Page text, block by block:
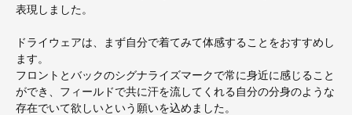
表現しました。
ドライウェアは、まず自分で着てみて体感することをおすすめし
ます。
フロントとバックのシグナライズマークで常に身近に感じること
ができ、フィールドで共に汗を流してくれる自分の分身のような
存在でいて欲しいという願いを込めました。